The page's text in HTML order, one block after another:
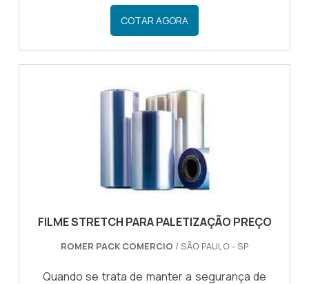
paletização é fabricado em polímero de
plástico virgem de polietileno. É comumente
utilizado em diversos segmentos e
processos operacionais das áreas de
logística e transporte, sendo encontrado
em: Transportadoras; Armazéns;
Metalúrgicas; Gráficas; Logísticas de
COTAR AGORA
FILME STRETCH PARA PALETIZAÇÃO PREÇO
ROMER PACK COMERCIO / SÃO PAULO - SP
Quando se trata de manter a segurança de